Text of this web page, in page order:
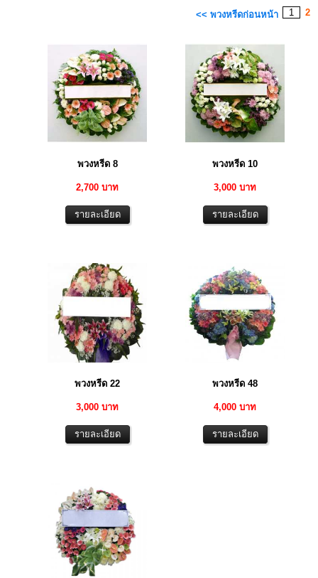
<< พวงหรีดก่อนหน้า 1 2
พวงหรีด 8
2,700 บาท
พวงหรีด 10
3,000 บาท
พวงหรีด 22
3,000 บาท
พวงหรีด 48
4,000 บาท